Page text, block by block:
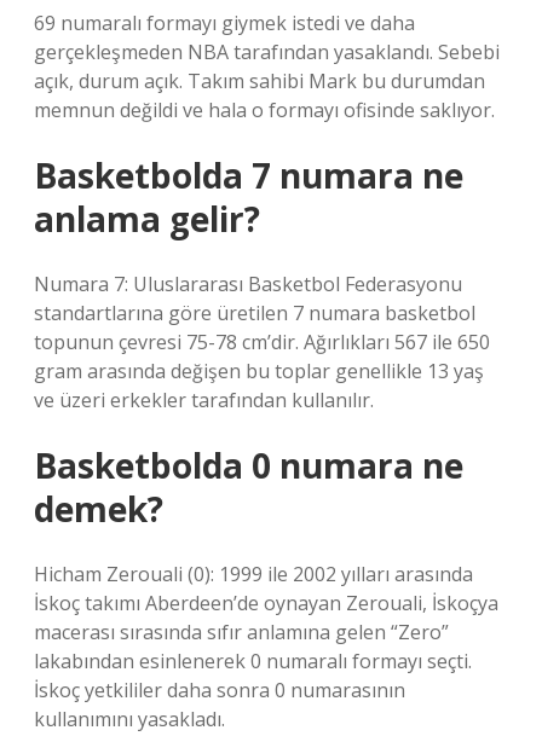
69 numaralı formayı giymek istedi ve daha
gerçekleşmeden NBA tarafından yasaklandı. Sebebi
açık, durum açık. Takım sahibi Mark bu durumdan
memnun değildi ve hala o formayı ofisinde saklıyor.
Basketbolda 7 numara ne
anlama gelir?
Numara 7: Uluslararası Basketbol Federasyonu
standartlarına göre üretilen 7 numara basketbol
topunun çevresi 75-78 cm’dir. Ağırlıkları 567 ile 650
gram arasında değişen bu toplar genellikle 13 yaş
ve üzeri erkekler tarafından kullanılır.
Basketbolda 0 numara ne
demek?
Hicham Zerouali (0): 1999 ile 2002 yılları arasında
İskoç takımı Aberdeen’de oynayan Zerouali, İskoçya
macerası sırasında sıfır anlamına gelen “Zero”
lakabından esinlenerek 0 numaralı formayı seçti.
İskoç yetkililer daha sonra 0 numarasının
kullanımını yasakladı.